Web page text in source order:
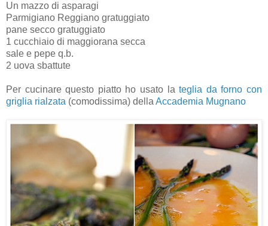
Un mazzo di asparagi
Parmigiano Reggiano gratuggiato
pane secco gratuggiato
1 cucchiaio di maggiorana secca
sale e pepe q.b.
2 uova sbattute
Per cucinare questo piatto ho usato lateglia da forno con
griglia rialzata (comodissima) della Accademia Mugnano